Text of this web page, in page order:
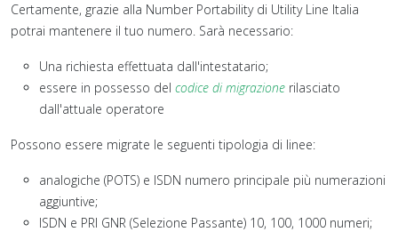
Certamente, grazie alla Number Portability di Utility Line Italia
potrai mantenere il tuo numero. Sarà necessario:
Una richiesta effettuata dall'intestatario;
essere in possesso del codice di migrazione rilasciato
dall'attuale operatore
Possono essere migrate le seguenti tipologia di linee:
analogiche (POTS) e ISDN numero principale più numerazioni
aggiuntive;
ISDN e PRI GNR (Selezione Passante) 10, 100, 1000 numeri;